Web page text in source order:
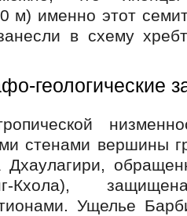
м) именно этот
в схему
геологические
стенами вершины
Дхаулагири,
Кхола),
Ущелье